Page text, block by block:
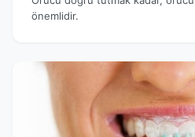
önemlidir.